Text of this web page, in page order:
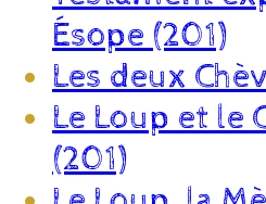
Ésope (201)
Les deux
Le Loup et le
(201)